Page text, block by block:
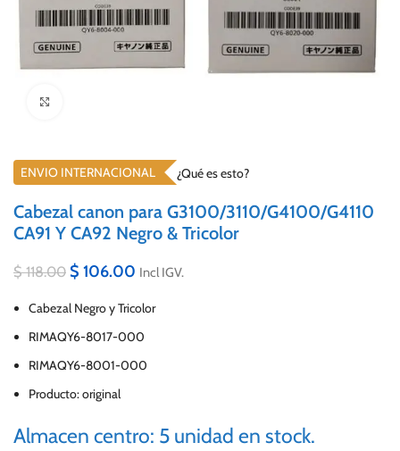
ENVIO INTERNACIONAL ¿Qué es esto?
Cabezal canon para G3100/3110/G4100/G4110
CA91 Y CA92 Negro & Tricolor
$118.00 $ 106.00 Incl IGV.
Cabezal Negro y Tricolor
RIMAQY6-8017-000
RIMAQY6-8001-000
Producto: original
Almacen centro: 5 unidad en stock.